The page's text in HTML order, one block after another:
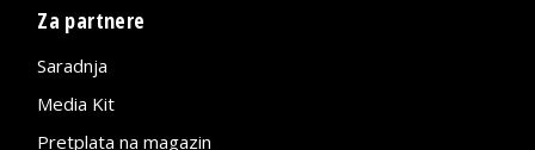
Za partnere
Saradnja
Media Kit
Pretplata na magazin